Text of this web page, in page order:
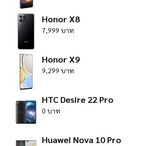
Honor X8
7,999 บาท
Honor X9
9,299 บาท
HTC Desire 22 Pro
0 บาท
Huawei Nova 10 Pro